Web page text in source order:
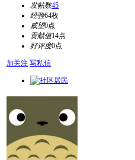
发帖数45
经验64枚
威望0点
贡献值14点
好评度0点
加关注 写私信